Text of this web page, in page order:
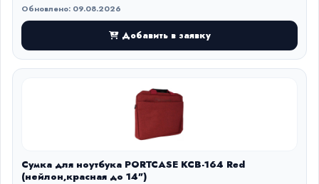
Обновлено: 09.08.2026
Добавить в заявку
Сумка для ноутбука PORTCASE KCB-164 Red
(нейлон,красная до 14")